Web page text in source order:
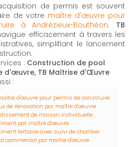
de permis est souvent
de votre maître d'œuvre pour
à Andrézieux-Bouthéon. TB
efficacement à travers les
simplifiant le lancement
: Construction de pool
d'œuvre, TB Maîtrise d'Œuvre
:
d'œuvre pour permis de construire
de rénovation par maître d'oeuvre
de maison individuelle
par maître d'œuvre
tertiaire avec suivi de chantier
commercial par maitre d'œuvre